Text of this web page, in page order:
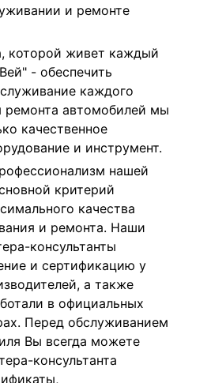
и ремонте
которой живет каждый
- обеспечить
каждого
ремонта автомобилей мы
качественное
и инструмент.
нашей
критерий
качества
и ремонта. Наши
консультанты
и сертификацию у
а также
в официальных
Перед обслуживанием
Вы всегда можете
консультанта